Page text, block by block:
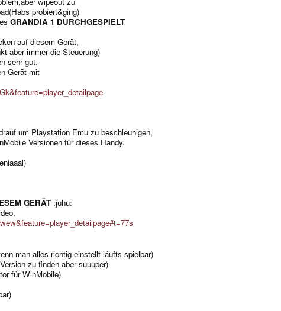
probiert&ging)
GRANDIA 1 DURCHGESPIELT
auf diesem Gerät,
aber immer die Steuerung)
sehr gut.
Gerät mit
um Playstation Emu zu beschleunigen,
Versionen für dieses Handy.
GERÄT :juhu:
man alles richtig einstellt läufts spielbar)
zu finden aber suuuper)
für WinMobile)